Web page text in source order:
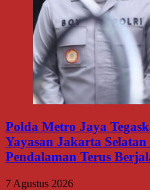
Polda Metro Jaya
Yayasan Jakarta
Pendalaman Terus
7 Agustus 2026